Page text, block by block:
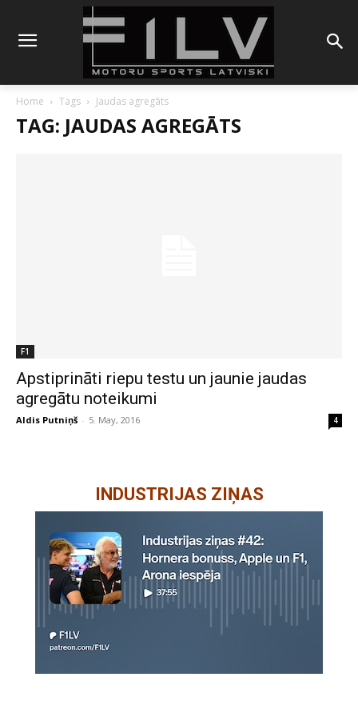
Home Tags Jaudas agregāts
TAG: JAUDAS AGREGĀTS
F1
Apstiprināti riepu testu un jaunie jaudas
agregātu noteikumi
Aldis Putniņš - 5. May, 2016 4
INDUSTRIJAS ZIŅAS